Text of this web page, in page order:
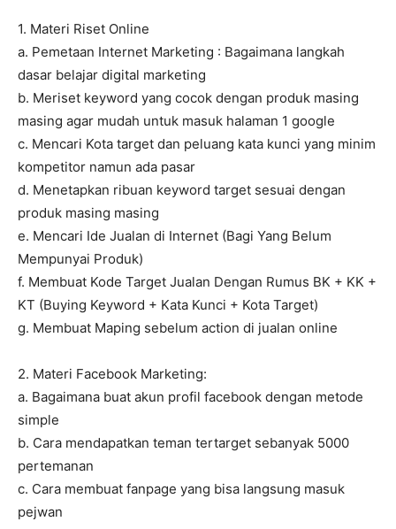
1. Materi Riset Online
a. Pemetaan Internet Marketing : Bagaimana langkah
dasar belajar digital marketing
b. Meriset keyword yang cocok dengan produk masing
masing agar mudah untuk masuk halaman 1 google
c. Mencari Kota target dan peluang kata kunci yang minim
kompetitor namun ada pasar
d. Menetapkan ribuan keyword target sesuai dengan
produk masing masing
e. Mencari Ide Jualan di Internet (Bagi Yang Belum
Mempunyai Produk)
f. Membuat Kode Target Jualan Dengan Rumus BK + KK +
KT (Buying Keyword + Kata Kunci + Kota Target)
g. Membuat Maping sebelum action di jualan online
2. Materi Facebook Marketing:
a. Bagaimana buat akun profil facebook dengan metode
simple
b. Cara mendapatkan teman tertarget sebanyak 5000
pertemanan
c. Cara membuat fanpage yang bisa langsung masuk
pejwan